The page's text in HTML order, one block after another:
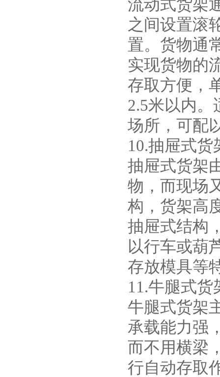
流动式货架
之间设置滚
置。货物通
实现货物的
存取方便，
2.5米以内
场所，可配
10.抽屉式货
抽屉式货架
物，而现场
构，货架高
抽屉式结构
以行车或葫
存放模具等
11.牛腿式货
牛腿式货架
承载能力强
而不用横梁
行自动存取